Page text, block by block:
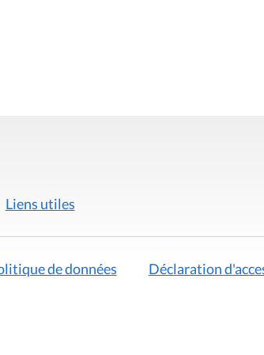
Liens utiles
de données Déclaration